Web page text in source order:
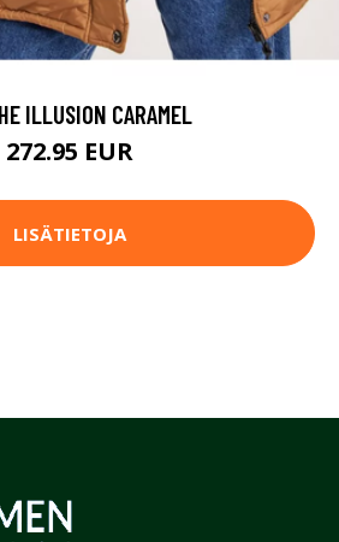
ILLUSION CARAMEL
272.95 EUR
LISÄTIETOJA